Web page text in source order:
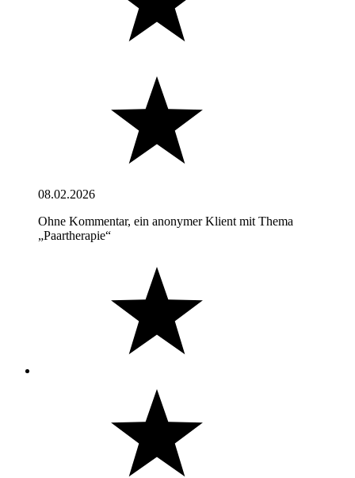
08.02.2026
Ohne Kommentar, ein anonymer Klient mit Thema
„Paartherapie“